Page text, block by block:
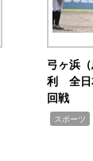
弓ヶ浜
利 全日
回戦
スポーツ